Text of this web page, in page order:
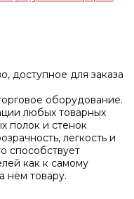
доступное для заказа
оборудование.
любых товарных
полок и стенок
легкость и
способствует
как к самому
нём товару.